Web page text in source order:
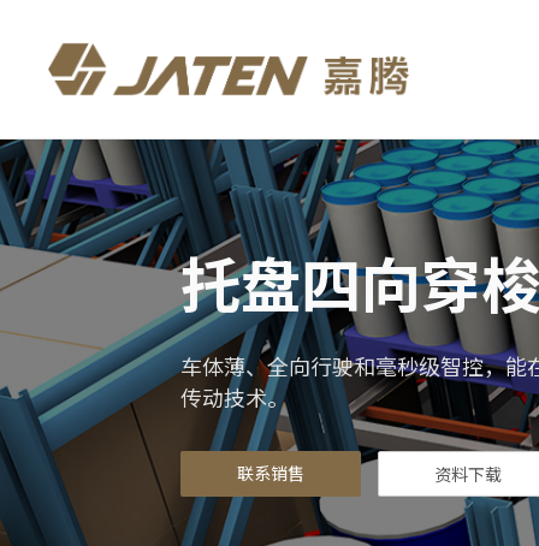
托盘四向穿
车体薄、全向行驶和毫秒级智控，
传动技术。
联系销售 资料下载